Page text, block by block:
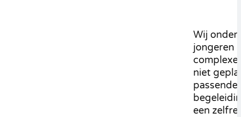
Wij
jongeren
complexe
niet
een